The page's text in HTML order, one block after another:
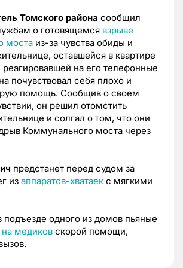
Томского района сообщил
о готовящемся взрыве
моста из-за чувства обиды и
оставшейся в квартире
реагировавшей на его телефонные
почувствовал себя плохо и
помощь. Сообщив о своем
он решил отомстить
и солгал о том, что они
Коммунального моста через
предстанет перед судом за
из аппаратов-хватаек с мягкими
подъезде одного из домов пьяные
медиков скорой помощи,